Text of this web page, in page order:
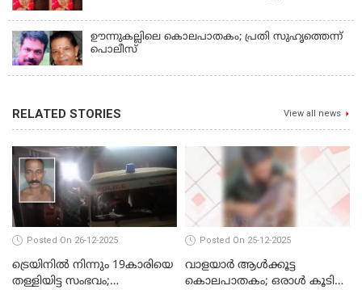
ഊന്നുകല്ലിലെ കൊലപാതകം; പ്രതി സുഹൃത്തെന്ന്
പൊലീസ്
RELATED STORIES View all news
Posted On 26-12-2025
ട്രെയിനില്‍ നിന്നും 19കാരിയെ
തള്ളിയിട്ട സംഭവം;
Posted On 25-12-2025
വാളയാര്‍ ആള്‍ക്കൂട്ട
കൊലപാതകം; ഒരാള്‍ കൂടി